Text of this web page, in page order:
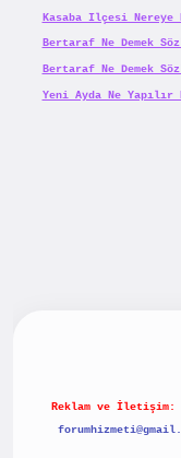
Kasaba Ilçesi Nereye
Bertaraf Ne Demek
Bertaraf Ne Demek
Yeni Ayda Ne Yapılır
Reklam ve İletişim: